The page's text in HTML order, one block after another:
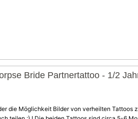
Bride Partnertattoo - 1/2
die Möglichkeit Bilder von verheilten Tattoos